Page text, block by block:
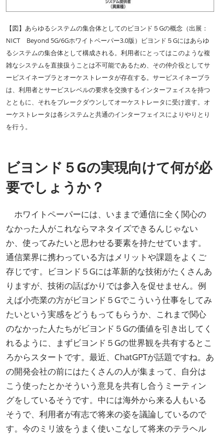
【図】あらゆるシステムの集合体としてのビヨンド５Gの概念（出展：
NICT Beyond 5G/6Gホワイトペーパー3.0版）ビヨンド５Gにはあらゆ
るシステムの集合体として構成される。利用者にとってはこのような複
雑なシステムを直接扱うことは不可能であるため、その仲介役としてサ
ービスイネーブラとオーケストレータが存在する。サービスイネーブラ
は、利用者とサービスレベルの要求を交換するインターフェイスを持つ
とともに、それをブレークダウンしてオーケストレータに受け渡す。オ
ーケストレータは各システムと共通のインターフェイスによりやりとり
を行う。
ビヨンド５Gの実現向けて何が必
要でしょうか？
ホワイトペーパーには、いままで通信に全く関心の
なかった人がこれならマネタイズできるんじゃない
か、使ってみたいと思わせる要素を持たせています。
通信業界に携わっている方はメリットや課題をよくご
存じです。ビヨンド５Gには革新的な技術がたくさんあ
りますが、技術の話ばかりでは参入を促せません。例
えば小売業の方がビヨンド５Gでこういう仕事をしてみ
たいという実感をどうもってもらうか、これまで関心
のなかった人たちがビヨンド５Gの価値を引き出してく
れるように、まずビヨンド５Gの世界観を共有するとこ
ろからスタートです。最近、ChatGPTが話題ですね。あ
の開発会社の前にはたくさんの人が集まって、自分は
こう使ったとかそういう意見を共有し合うミーティン
グをしているそうです。中には海外から来る人もいる
そうで、利用者が有志で将来の姿を議論しているので
す。今のミリ波をうまく使いこなして将来のテラヘル